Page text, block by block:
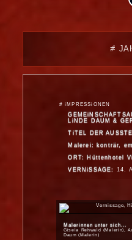
⧣
# iMPRESSiONEN
LiNDE DAUM &
TiTEL DER
Malerei: konträr,
ORT: Hüttenhotel
VERNiSSAGE:
14.
Malerinnen unter sich...
Gisela Rehwald (Malerin),
Daum (Malerin)